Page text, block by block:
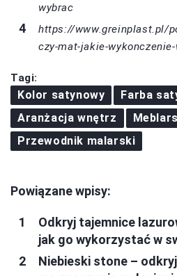
wybrac
https://www.greinplast.pl/
czy-mat-jakie-
Tagi:
Kolor satynowy
Farba
Aranżacja wnętrz
Przewodnik malarski
Powiązane wpisy:
Odkryj tajemnice
jak go wykorzystać w
Niebieski stone –